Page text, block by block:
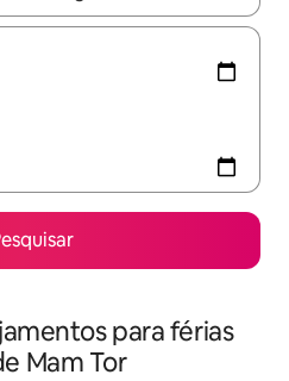
para férias
Mam Tor